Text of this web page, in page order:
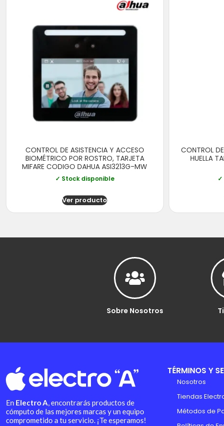
CONTROL DE ASISTENCIA Y ACCESO
BIOMÉTRICO POR ROSTRO, TARJETA
MIFARE CODIGO DAHUA ASI3213G-MW
✓ Stock disponible
Ver producto
CONTROL
HUELLA
✓
Sobre Nosotros
En Electro A, encontrarás productos de
cómputo de las mejores marcas y un equipo
comprometido a tu servicio. ¡Te esperamos!
TÉRMINOS Y
Nosotros
Tiendas
Métodos de